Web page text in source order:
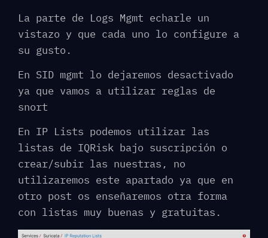
La parte de Logs Mgmt echarle un
vistazo y que cada uno lo configure a
su gusto.
En SID mgmt lo dejaremos desactivado
ya que vamos a utilizar reglas de
snort
En IP Lists podemos utilizar las
listas de IQRisk bajo suscripción o
crear/subir las nuestras, no
utilizaremos este apartado ya que en
otro post os enseñaremos otra forma
con listas muy buenas y gratuitas.